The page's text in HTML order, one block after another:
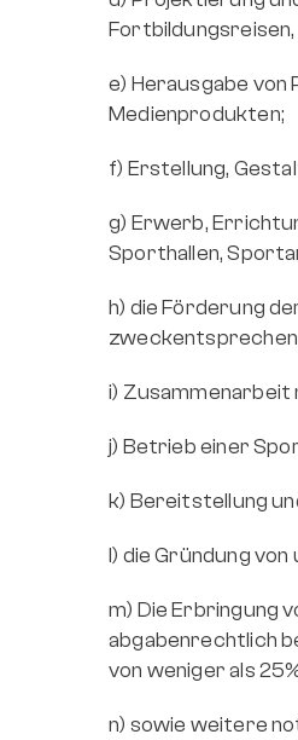
e) Herausgabe
Medienprodukten;
f) Erstellung,
g) Erwerb,
Sporthallen,
h) die Förderung
i)
j) Betrieb einer
k) Bereitstellung
l) die Gründung
m) Die Erbringung
abgabenrechtlich
von weniger als
n) sowie weitere